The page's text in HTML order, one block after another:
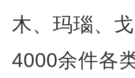
木、玛瑙、
4000余件各